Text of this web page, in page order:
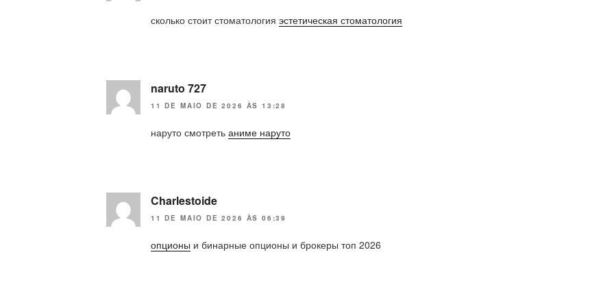
сколько стоит стоматология эстетическая стоматология
naruto 727
11 DE MAIO DE 2026 ÀS 13:28
наруто смотреть аниме наруто
Charlestoide
11 DE MAIO DE 2026 ÀS 06:39
опционы и бинарные опционы и брокеры топ 2026